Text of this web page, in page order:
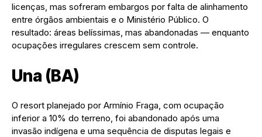
licenças, mas sofreram embargos por falta de alinhamento
entre órgãos ambientais e o Ministério Público. O
resultado: áreas belíssimas, mas abandonadas — enquanto
ocupações irregulares crescem sem controle.
Una (BA)
O resort planejado por Armínio Fraga, com ocupação
inferior a 10% do terreno, foi abandonado após uma
invasão indígena e uma sequência de disputas legais e